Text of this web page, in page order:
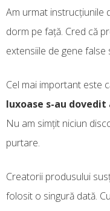
Am urmat instrucțiunile
dorm pe față. Cred că
extensiile de gene false
Cel mai important este
luxoase s-au
Nu am simțit niciun
purtare.
Creatorii produsului
folosit o singură dată.